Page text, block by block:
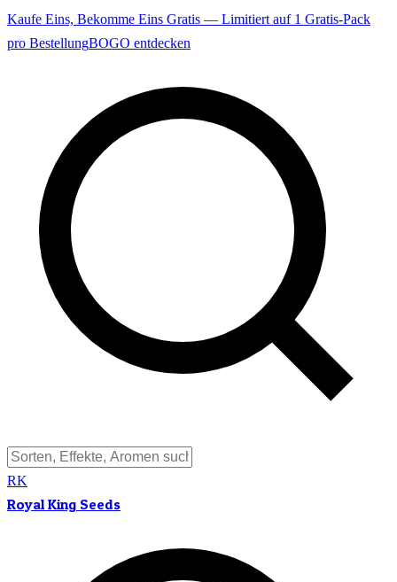
Kaufe Eins, Bekomme Eins Gratis — Limitiert auf 1 Gratis-Pack
pro BestellungBOGO entdecken
RK
Royal King Seeds